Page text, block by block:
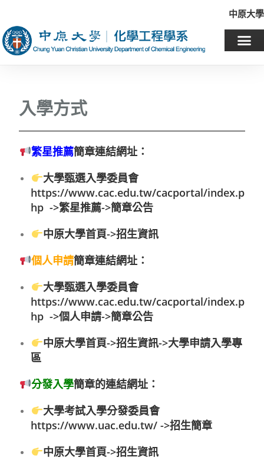
中原大學
入學方式
繁星推薦簡章連結網址：
大學甄選入學委員會
https://www.cac.edu.tw/cacportal/index.p
hp ->繁星推薦->簡章公告
中原大學首頁->招生資訊
個人申請簡章連結網址：
大學甄選入學委員會
https://www.cac.edu.tw/cacportal/index.p
hp ->個人申請->簡章公告
中原大學首頁->招生資訊->大學申請入學專
區
分發入學簡章的連結網址：
大學考試入學分發委員會
https://www.uac.edu.tw/ ->招生簡章
中原大學首頁->招生資訊